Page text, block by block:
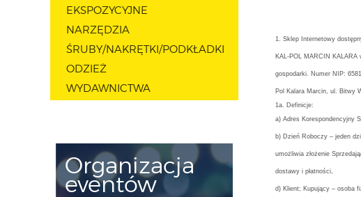
EKSPOZYCYJNE
NARZĘDZIA
ŚRUBY/NAKRĘTKI/PODKŁADKI
ODZIEŻ
WYDAWNICTWA
Organizacja
eventów
1. Sklep Internetowy
KAL-POL MARCIN KALARA
gospodarki. Numer NIP:
Pol Kalara Marcin, ul. Bitwy
1a. Definicje:
a) Adres Korespondencyjny
b) Dzień Roboczy – jeden
umożliwia złożenie
dostawy i płatności,
d) Klient; Kupujący – osoba